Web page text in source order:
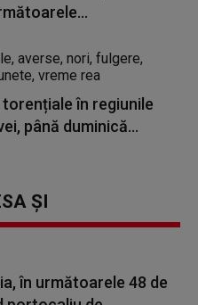
în regiunile
până duminică...
ȘI
în următoarele 48 de